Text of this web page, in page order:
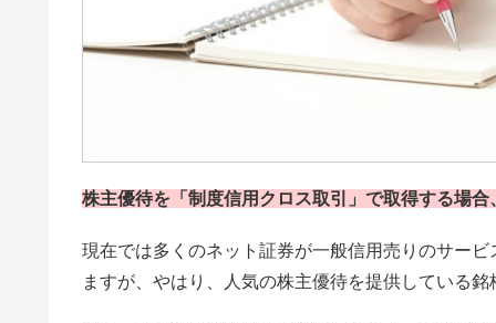
株主優待を「制度信用クロス取引」で取得する場合
現在では多くのネット証券が一般信用売りのサー
ますが、やはり、人気の株主優待を提供している